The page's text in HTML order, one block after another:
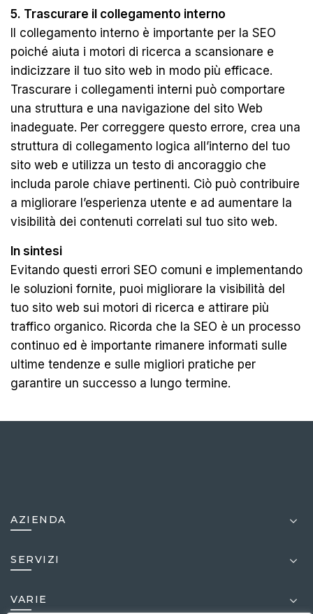
5. Trascurare il collegamento interno
Il collegamento interno è importante per la SEO
poiché aiuta i motori di ricerca a scansionare e
indicizzare il tuo sito web in modo più efficace.
Trascurare i collegamenti interni può comportare
una struttura e una navigazione del sito Web
inadeguate. Per correggere questo errore, crea una
struttura di collegamento logica all’interno del tuo
sito web e utilizza un testo di ancoraggio che
includa parole chiave pertinenti. Ciò può contribuire
a migliorare l’esperienza utente e ad aumentare la
visibilità dei contenuti correlati sul tuo sito web.
In sintesi
Evitando questi errori SEO comuni e implementando
le soluzioni fornite, puoi migliorare la visibilità del
tuo sito web sui motori di ricerca e attirare più
traffico organico. Ricorda che la SEO è un processo
continuo ed è importante rimanere informati sulle
ultime tendenze e sulle migliori pratiche per
garantire un successo a lungo termine.
AZIENDA
SERVIZI
VARIE